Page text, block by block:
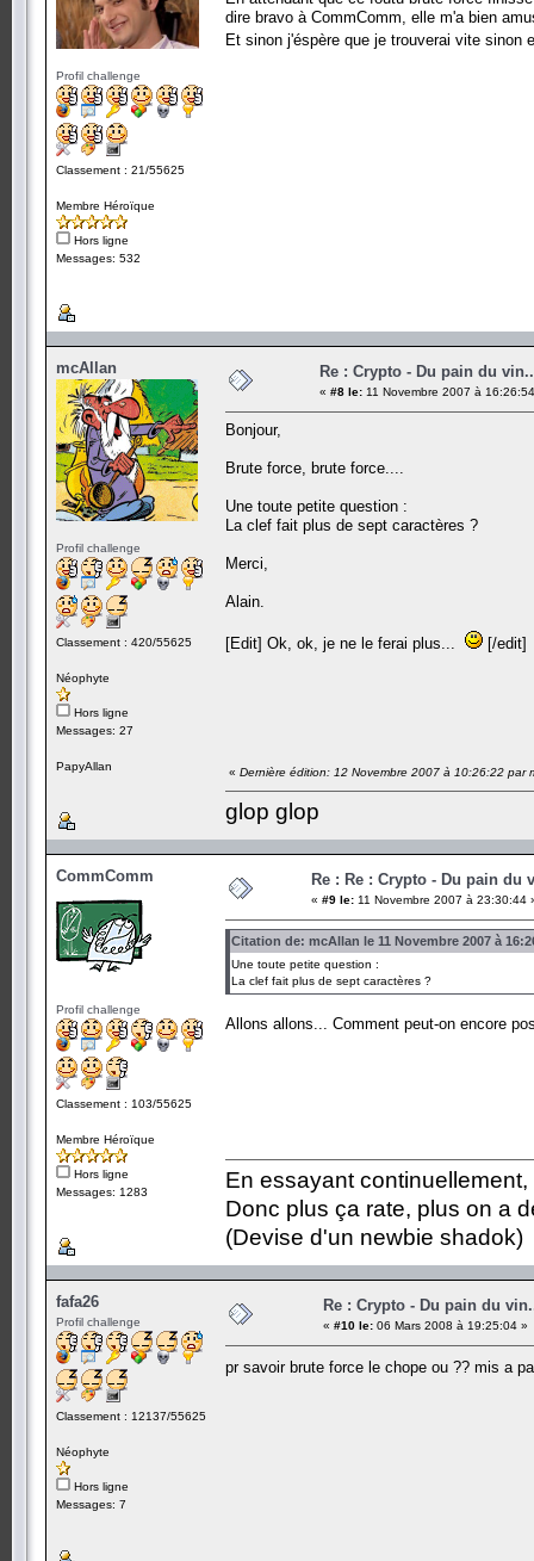
Profil challenge
Classement : 21/55625
Membre Héroïque
Hors ligne
Messages: 532
dire bravo à CommComm, elle m'a bien
Et sinon j'éspère que je trouverai vite
mcAllan
Profil challenge
Classement : 420/55625
Néophyte
Hors ligne
Messages: 27
PapyAllan
Re : Crypto - Du pain du
« #8 le: 11 Novembre 2007 à
Bonjour,
Brute force, brute force....
Une toute petite question :
La clef fait plus de sept caractères ?
Merci,
Alain.
[Edit] Ok, ok, je ne le ferai plus... [/edit]
« Dernière édition: 12 Novembre 2007 à 10:26:22 par
glop glop
CommComm
Profil challenge
Classement : 103/55625
Membre Héroïque
Hors ligne
Messages: 1283
Re : Re : Crypto - Du pain du
« #9 le: 11 Novembre 2007 à 23:30:44
Citation de: mcAllan le 11 Novembre 2007 à
Une toute petite question :
La clef fait plus de sept caractères ?
Allons allons... Comment peut-on encore
En essayant
Donc plus ça rate, plus on a
(Devise d'un newbie shadok)
fafa26
Profil challenge
Classement : 12137/55625
Néophyte
Hors ligne
Messages: 7
Re : Crypto - Du pain du
« #10 le: 06 Mars 2008 à 19:25:04 »
pr savoir brute force le chope ou ?? mis a